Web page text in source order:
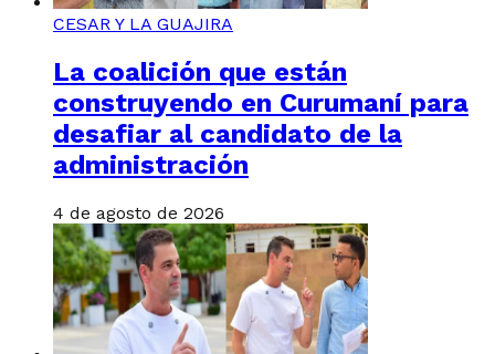
CESAR Y LA GUAJIRA
La coalición que están
construyendo en Curumaní para
desafiar al candidato de la
administración
4 de agosto de 2026